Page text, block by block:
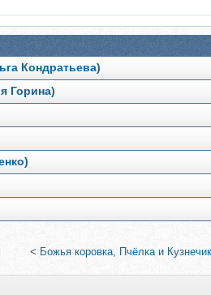
Кондратьева)
Горина)
< Божья коровка, Пчёлка и